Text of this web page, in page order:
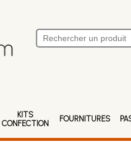
KITS
CONFECTION
FOURNITURES